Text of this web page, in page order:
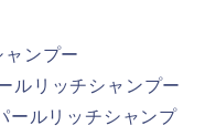
ンプー
リッチシャンプー
ルリッチシャンプ